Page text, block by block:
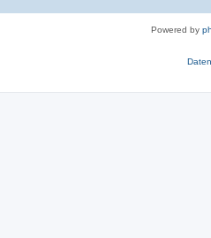
Powered by